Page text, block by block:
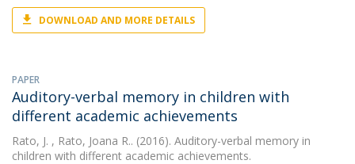
DOWNLOAD AND MORE DETAILS
PAPER
Auditory-verbal memory in children with
different academic achievements
Rato, J. , Rato, Joana R.. (2016). Auditory-verbal memory in
children with different academic achievements.